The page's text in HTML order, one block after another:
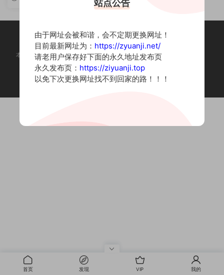
本站为摄影写真图片网站，内容来自网络收集整理，仅作个人学习使用。
如有违法内容请联系删除
Copyright © 2022 资源集
首页 发现 VIP 我的
站点公告
由于网址会被和谐，会不定期更换网址！
目前最新网址为： https://zyuanji.net/
请老用户保存好下面的永久地址发布页
永久发布页： https://ziyuanji.top
以免下次更换网址找不到回家的路！！！